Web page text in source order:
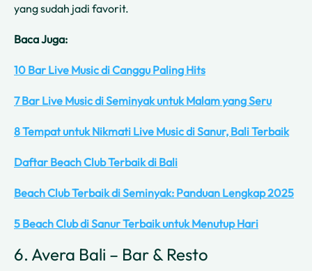
yang sudah jadi favorit.
Baca Juga:
10 Bar Live Music di Canggu Paling Hits
7 Bar Live Music di Seminyak untuk Malam yang Seru
8 Tempat untuk Nikmati Live Music di Sanur, Bali Terbaik
Daftar Beach Club Terbaik di Bali
Beach Club Terbaik di Seminyak: Panduan Lengkap 2025
5 Beach Club di Sanur Terbaik untuk Menutup Hari
6. Avera Bali – Bar & Resto